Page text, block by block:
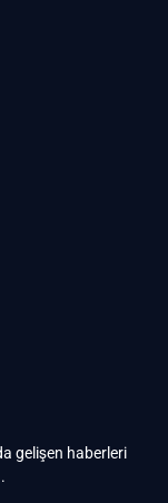
gelişen haberleri